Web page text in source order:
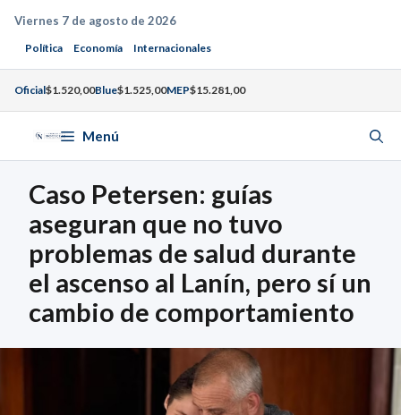
Saltar
contenido
Viernes 7 de agosto de 2026
Política Economía Internacionales
Oficial$1.520,00Blue$1.525,00MEP$15.281,00
Menú
Caso Petersen: guías
aseguran que no tuvo
problemas de salud durante
el ascenso al Lanín, pero sí un
cambio de comportamiento